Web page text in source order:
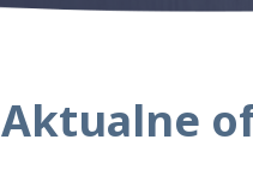
Aktualne